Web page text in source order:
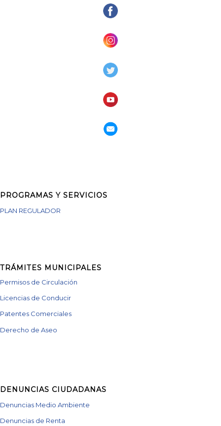
PROGRAMAS Y SERVICIOS
PLAN REGULADOR
TRÁMITES MUNICIPALES
Permisos de Circulación
Licencias de Conducir
Patentes Comerciales
Derecho de Aseo
DENUNCIAS CIUDADANAS
Denuncias Medio Ambiente
Denuncias de Renta